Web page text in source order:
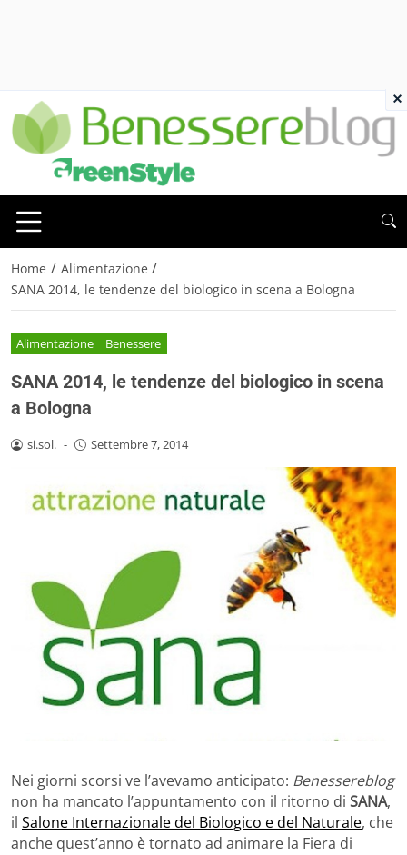
Home / Alimentazione /
SANA 2014, le tendenze del biologico in scena a Bologna
Alimentazione Benessere
SANA 2014, le tendenze del biologico in scena
a Bologna
si.sol. - Settembre 7, 2014
Nei giorni scorsi ve l’avevamo anticipato: Benessereblog
non ha mancato l’appuntamento con il ritorno di SANA,
il Salone Internazionale del Biologico e del Naturale, che
anche quest’anno è tornato ad animare la Fiera di
×